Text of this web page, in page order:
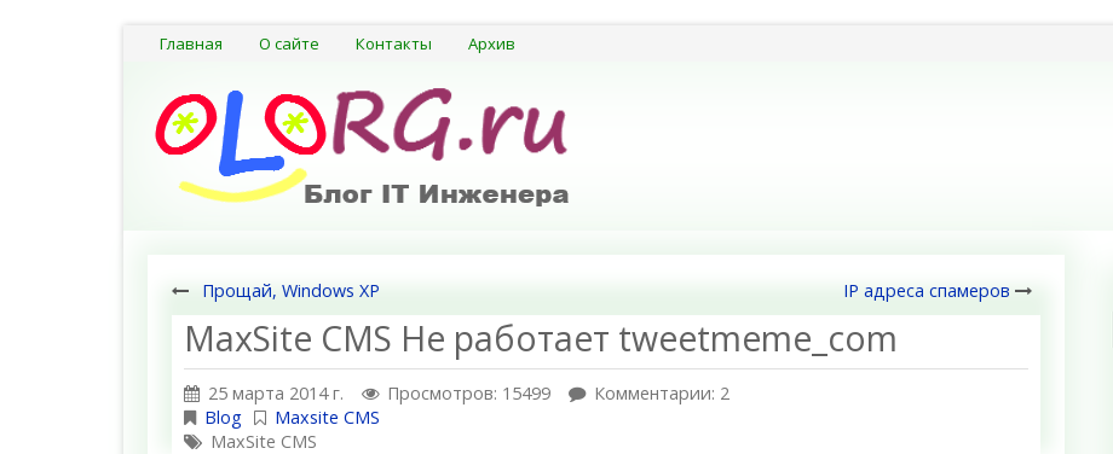
Главная О сайте Контакты Архив
Прощай, Windows XP IP адреса спамеров
MaxSite CMS Не работает tweetmeme_com
25 марта 2014 г. Просмотров: 15499
Комментарии: 2
Blog
Maxsite CMS
MaxSite CMS